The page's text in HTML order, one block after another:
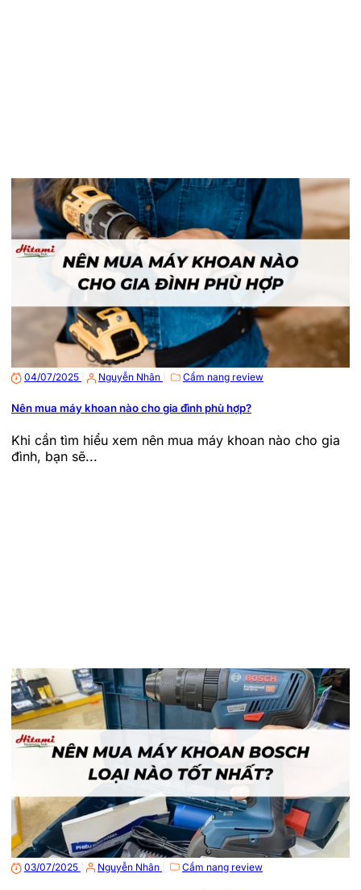
04/07/2025 Nguyễn Nhân Cẩm nang review
Nên mua máy khoan nào cho gia đình phù hợp?
Khi cần tìm hiểu xem nên mua máy khoan nào cho gia
đình, bạn sẽ...
03/07/2025 Nguyễn Nhân Cẩm nang review